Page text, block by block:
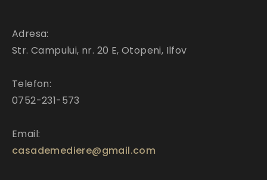
Adresa:
Str. Campului, nr. 20 E, Otopeni, Ilfov
Telefon:
0752-231-573
Email:
casademediere@gmail.com